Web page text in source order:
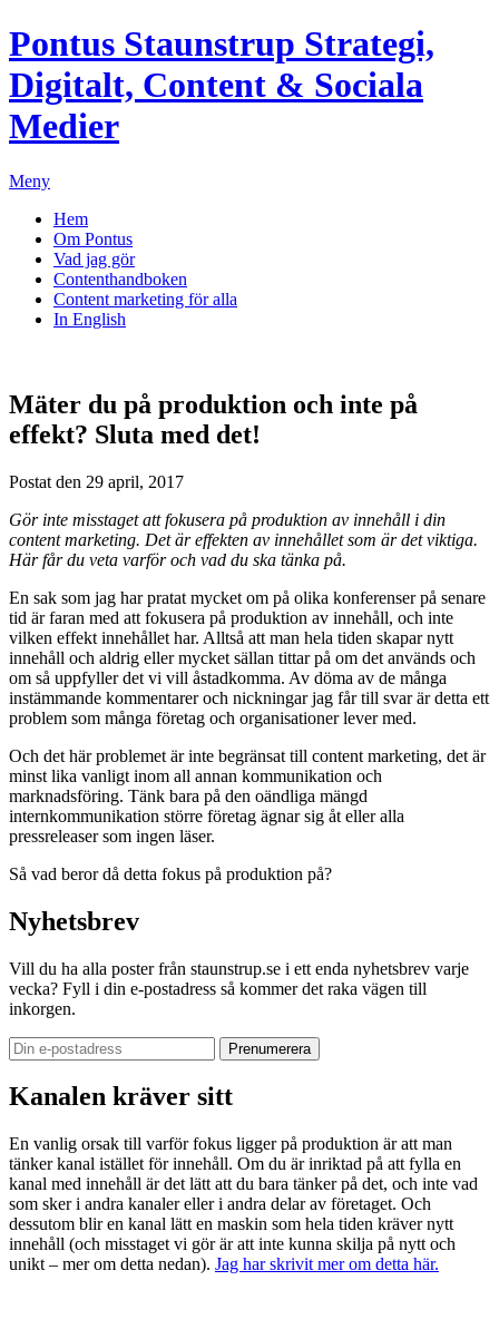
Pontus Staunstrup Strategi,
Digitalt, Content & Sociala
Medier
Meny
Hem
Om Pontus
Vad jag gör
Contenthandboken
Content marketing för alla
In English
Mäter du på produktion och inte på
effekt? Sluta med det!
Postat den 29 april, 2017
Gör inte misstaget att fokusera på produktion av innehåll i din
content marketing. Det är effekten av innehållet som är det viktiga.
Här får du veta varför och vad du ska tänka på.
En sak som jag har pratat mycket om på olika konferenser på senare
tid är faran med att fokusera på produktion av innehåll, och inte
vilken effekt innehållet har. Alltså att man hela tiden skapar nytt
innehåll och aldrig eller mycket sällan tittar på om det används och
om så uppfyller det vi vill åstadkomma. Av döma av de många
instämmande kommentarer och nickningar jag får till svar är detta ett
problem som många företag och organisationer lever med.
Och det här problemet är inte begränsat till content marketing, det är
minst lika vanligt inom all annan kommunikation och
marknadsföring. Tänk bara på den oändliga mängd
internkommunikation större företag ägnar sig åt eller alla
pressreleaser som ingen läser.
Så vad beror då detta fokus på produktion på?
Nyhetsbrev
Vill du ha alla poster från staunstrup.se i ett enda nyhetsbrev varje
vecka? Fyll i din e-postadress så kommer det raka vägen till
inkorgen.
Kanalen kräver sitt
En vanlig orsak till varför fokus ligger på produktion är att man
tänker kanal istället för innehåll. Om du är inriktad på att fylla en
kanal med innehåll är det lätt att du bara tänker på det, och inte vad
som sker i andra kanaler eller i andra delar av företaget. Och
dessutom blir en kanal lätt en maskin som hela tiden kräver nytt
innehåll (och misstaget vi gör är att inte kunna skilja på nytt och
unikt – mer om detta nedan). Jag har skrivit mer om detta här.